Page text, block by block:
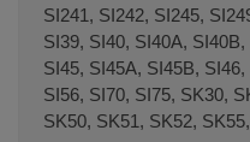
SI241, SI242, SI245,
SI39, SI40, SI40A,
SI45, SI45A, SI45B,
SI56, SI70, SI75, SK30,
SK50, SK51, SK52,